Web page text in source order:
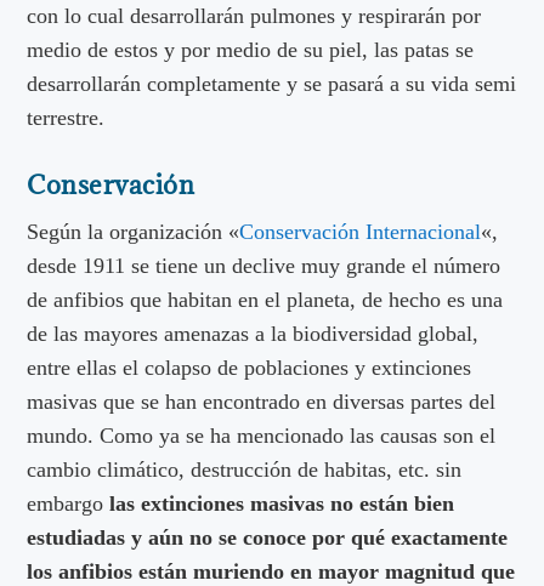
con lo cual desarrollarán pulmones y respirarán por
medio de estos y por medio de su piel, las patas se
desarrollarán completamente y se pasará a su vida semi
terrestre.
Conservación
Según la organización «Conservación Internacional«,
desde 1911 se tiene un declive muy grande el número
de anfibios que habitan en el planeta, de hecho es una
de las mayores amenazas a la biodiversidad global,
entre ellas el colapso de poblaciones y extinciones
masivas que se han encontrado en diversas partes del
mundo. Como ya se ha mencionado las causas son el
cambio climático, destrucción de habitas, etc. sin
embargo las extinciones masivas no están bien
estudiadas y aún no se conoce por qué exactamente
los anfibios están muriendo en mayor magnitud que